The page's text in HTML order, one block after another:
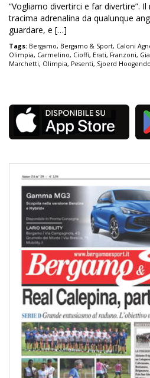
“Vogliamo divertirci e far divertire”.
tracima adrenalina da qualunque
guardare, e […]
Tags: Bergamo, Bergamo & Sport, Caloni
Olimpia, Carmelino, Cioffi, Erati, Franzoni,
Marchetti, Olimpia, Pesenti, Sjoerd